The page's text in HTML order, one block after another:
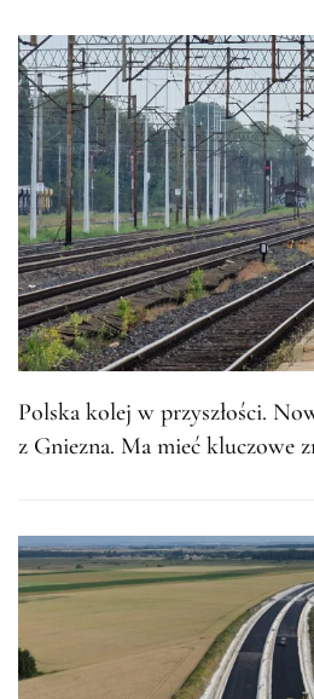
Polska kolej w przyszłości.
z Gniezna. Ma mieć kluczowe